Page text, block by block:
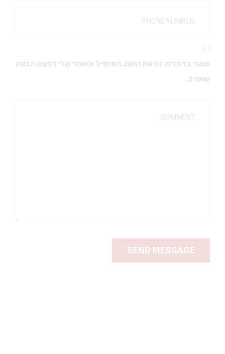
שמור בדפדפן זה את השם, האימייל והאתר שלי לפעם הבאה
שאגיב.